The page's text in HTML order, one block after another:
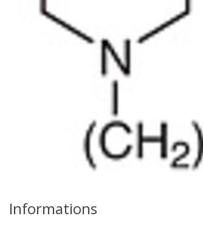
Informations